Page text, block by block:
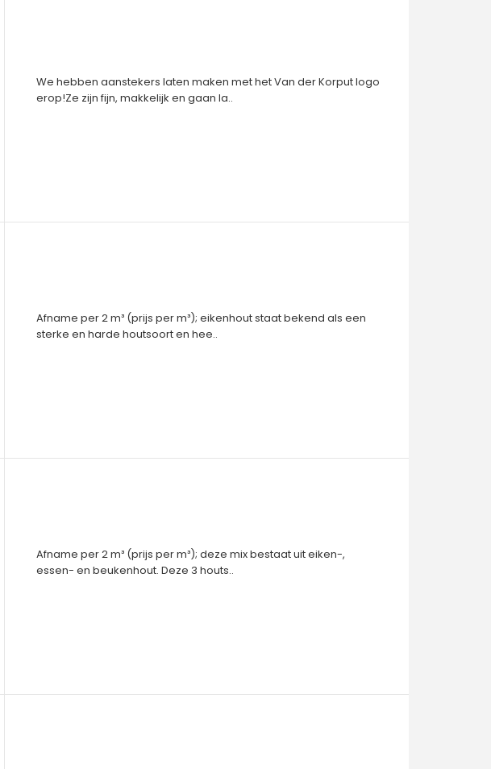
We hebben aanstekers laten maken met het Van der Korput logo
erop!Ze zijn fijn, makkelijk en gaan la..
Afname per 2 m³ (prijs per m³); eikenhout staat bekend als een
sterke en harde houtsoort en hee..
Afname per 2 m³ (prijs per m³); deze mix bestaat uit eiken-,
essen- en beukenhout. Deze 3 houts..